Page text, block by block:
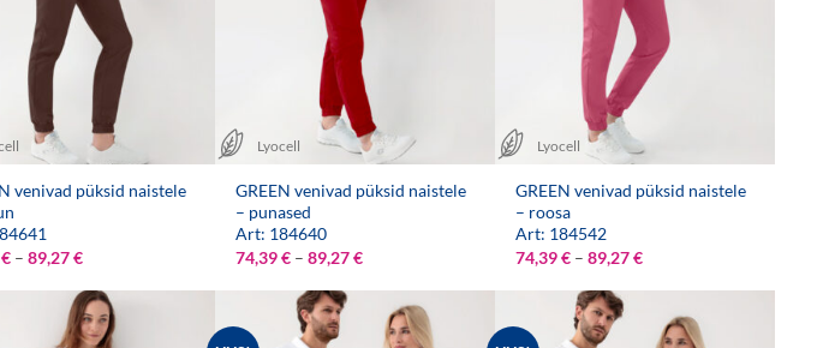
venivad püksid naistele
€ – 89,27€Hinnavahemik:
kuni
89,27 €
Lyocell
GREEN venivad püksid naistele
– punased
Art: 184640
74,39€ – 89,27€Hinnavahemik:
kuni
89,27 €
Lyocell
GREEN venivad püksid naistele
– roosa
Art: 184542
74,39€ – 89,27€Hinnavahemik:
kuni